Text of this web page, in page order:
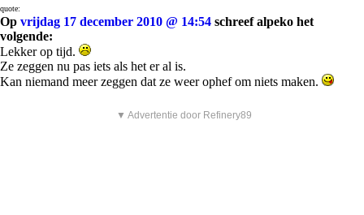
quote:
Op vrijdag 17 december 2010 @ 14:54 schreef alpeko het
volgende:
Lekker op tijd.
Ze zeggen nu pas iets als het er al is.
Kan niemand meer zeggen dat ze weer ophef om niets maken.
▼ Advertentie door Refinery89